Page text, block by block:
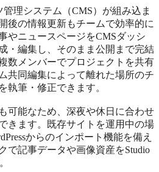
管理システム（CMS）が組み込ま
後の情報更新もチームで効率的に
やニュースページをCMSダッシ
・編集し、そのまま公開まで完結
数メンバーでプロジェクトを共有
共同編集によって離れた場所のチ
執筆・修正できます。
可能なため、深夜や休日に合わせ
きます。既存サイトを運用中の場
からのインポート機能を備え
で記事データや画像資産をStudio